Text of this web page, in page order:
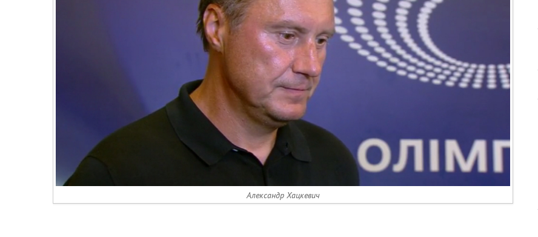
Александр Хацкевич